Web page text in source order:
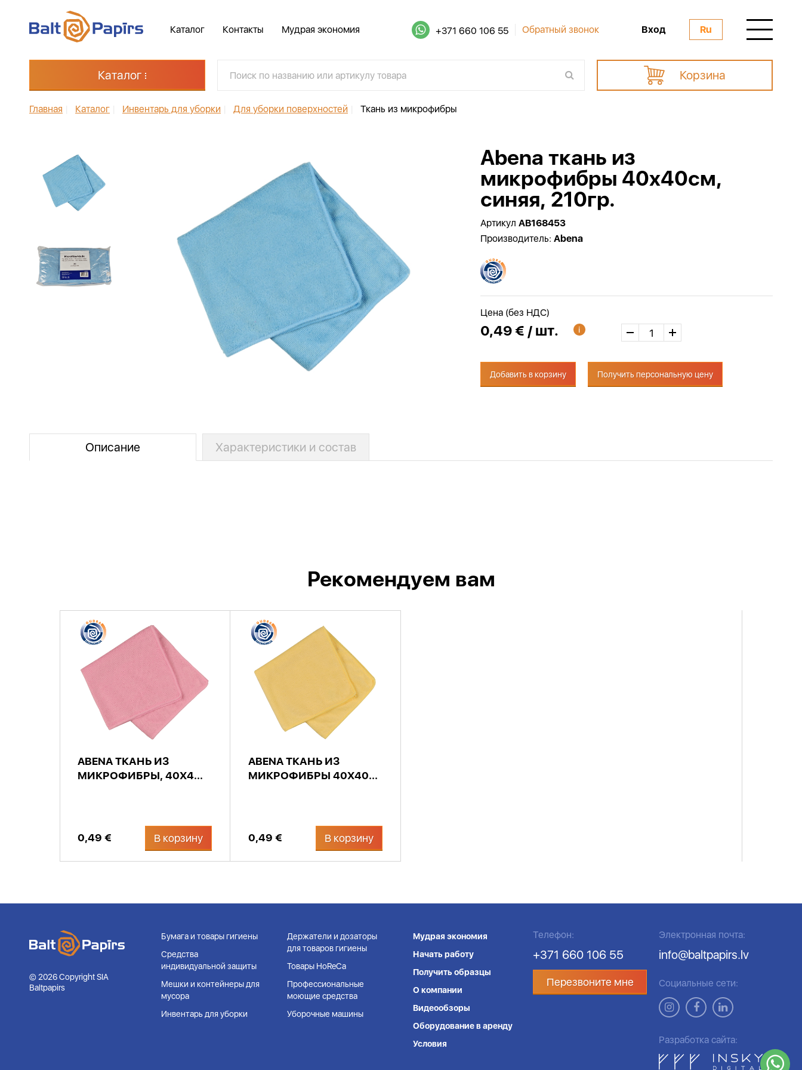
Каталог Контакты Мудрая экономия +371 660 106 55 Обратный звонок Вход Ru
Каталог Корзина
Главная Каталог Инвентарь для уборки Для уборки поверхностей Ткань из микрофибры
Abena ткань из
микрофибры 40x40см,
синяя, 210гр.
Артикул AB168453
Производитель: Abena
Цена (без НДС)
0,49 € / шт.
Добавить в корзину Получить персональную цену
Описание Характеристики и состав
Рекомендуем вам
ABENA ТКАНЬ ИЗ
МИКРОФИБРЫ, 40X4...
0,49 € В корзину
ABENA ТКАНЬ ИЗ
МИКРОФИБРЫ 40X40...
0,49 € В корзину
© 2026 Copyright SIA
Baltpapirs
Бумага и товары гигиены
Средства
индивидуальной защиты
Мешки и контейнеры для
мусора
Инвентарь для уборки
Держатели и дозаторы
для товаров гигиены
Товары HoReCa
Профессиональные
моющие средства
Уборочные машины
Мудрая экономия
Начать работу
Получить образцы
О компании
Видеообзоры
Оборудование в аренду
Условия
Телефон:
+371 660 106 55
Перезвоните мне
Электронная почта:
info@baltpapirs.lv
Социальные сети:
Разработка сайта: